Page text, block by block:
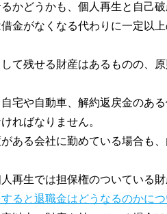
かどうかも、個人再生と自己破
金がなくなる代わりに一定以
て残せる財産はあるものの、
宅や自動車、解約返戻金のあ
ればなりません。
ある会社に勤めている場合も
再生では担保権のついている
ると退職金はどうなるのかに